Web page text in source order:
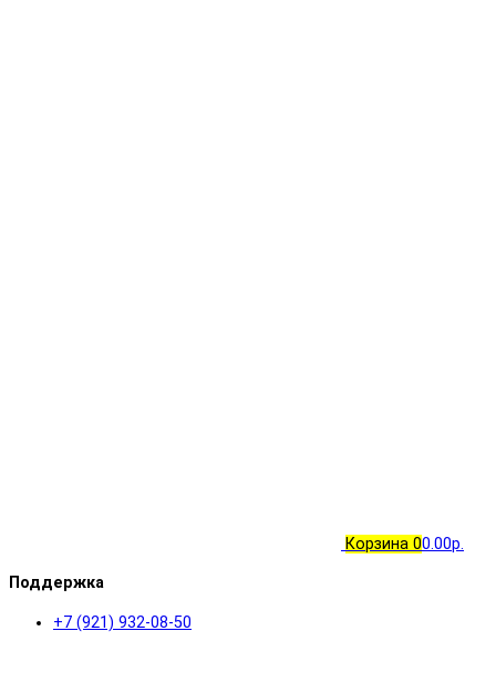
Корзина 00.00р.
Поддержка
+7 (921) 932-08-50